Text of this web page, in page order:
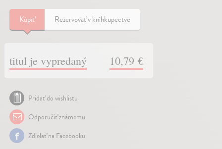
Kúpiť Rezervovať v kníhkupectve
titul je vypredaný 10,79 €
Pridať do wishlistu
Odporučiť známemu
Zdielať na Facebooku